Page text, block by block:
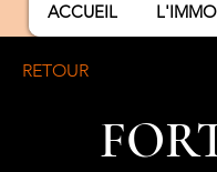
ACCUEIL
RETOUR